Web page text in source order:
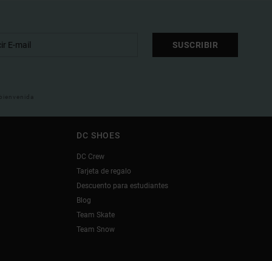
SUSCRIBIR
DC SHOES
DC Crew
Tarjeta de regalo
Descuento para estudiantes
Blog
Team Skate
Team Snow